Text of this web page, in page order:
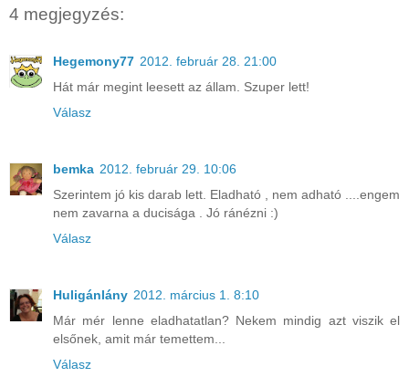
4 megjegyzés:
Hegemony77 2012. február 28. 21:00
Hát már megint leesett az állam. Szuper lett!
Válasz
bemka 2012. február 29. 10:06
Szerintem jó kis darab lett. Eladható , nem adható ....engem
nem zavarna a ducisága . Jó ránézni :)
Válasz
Huligánlány 2012. március 1. 8:10
Már mér lenne eladhatatlan? Nekem mindig azt viszik el
elsőnek, amit már temettem...
Válasz